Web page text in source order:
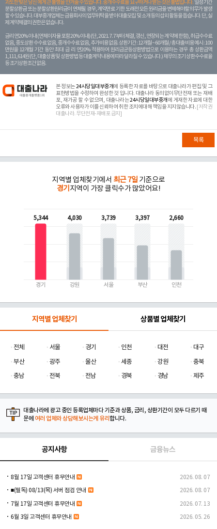
과도한 빚은 당신 에게 큰 불행을 안겨줄 수 있습니다. 중개수수료를 요구하거나 받는 것은 불법입니다. 일정 기간
분할상환금 또는 분할상환원리금이 연체될 경우, 계약만료 기한 도래전 모든 원리금을 변제해야할 의무가 발생
할 수 있습니다. 대부중개업체는 금융회사의 업무위탁을 받아 대출모집 및 소개 등의 섭외 활동을 돕습니다. 단, 실
제 계약체결의 권한은 없습니다.
금리 연20% 이내 (연체이자율 포함 20% 이내) (단, 2021. 7. 7부터 체결, 갱신, 연장되는 계 약에 한함), 취급수수료
없음, 중도상환 수수료 없음, 중개수수료 없음, 추가비용 없음. 상환기간 : 12개월 ~ 60개월 / 총 대출 비용 예시 : 100
만원을 12개월 기간 동안 최대 금 리 연20% 적용하여 원리금균등상환방법으로 이용하는 경우 총 상환금액
1,111,614원 (단, 대출상품 및 상환방법 등 대출계약 내용에 따라 달라질 수 있습니다.) 채무의 조기 상환수수료율
등 조기상환조건 없음.
본 정보는24시당일대부중개에 등록한 자료를 바탕으로 대출나라가 편집 및 그
표현방법을 수정하여 완성한 것 입니다. 대출나라 동의없이무단전재 또는 재배
포, 재가공 할 수 없으며, 대출나라는24시당일대부중개 에 게재한 자료에 대한
오류와 사용자가 이를 신뢰하여 취한 조치에대해 책임을 지지않습니다. [저작권
대출나라. 무단전재-재배포 금지]
목록
지역별 업체찾기에서 최근 7일 기준으로
경기 지역이 가장 클릭수가 많았어요!
5,344
경기
4,030
강원
3,739
서울
3,397
부산
2,660
인천
지역별 업체찾기 상품별 업체찾기
전체 서울 경기 인천 대전
대구
부산
광주 울산 세종 강원
충북
충남
전북 전남 경북 경남 제주
대출나라에 광고 중인 등록업체마다 기준과 상품, 금리, 상환기간이 모두 다르기 때
문에 여러 업체와 상담해보시는게 유리합니다.
공지사항 금융뉴스
8월 17일 고객센터 휴무안내 2026. 08. 07
■(필독) 08/13(목) 서버 점검 안내 2026. 08. 07
7월 17일 고객센터 휴무안내 2026. 07. 13
6월 3일 고객센터 휴무안내 2026. 05. 26